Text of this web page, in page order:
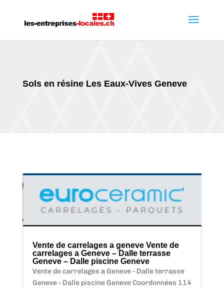
Sols en résine Les Eaux-Vives Geneve
Vente de carrelages a geneve Vente de
carrelages a Geneve – Dalle terrasse
Geneve – Dalle piscine Geneve
Vente de carrelages a Geneve - Dalle terrasse
Geneve - Dalle piscine Geneve Coordonnées 114